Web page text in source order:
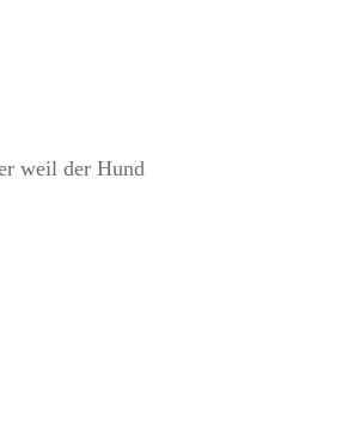
weil der Hund